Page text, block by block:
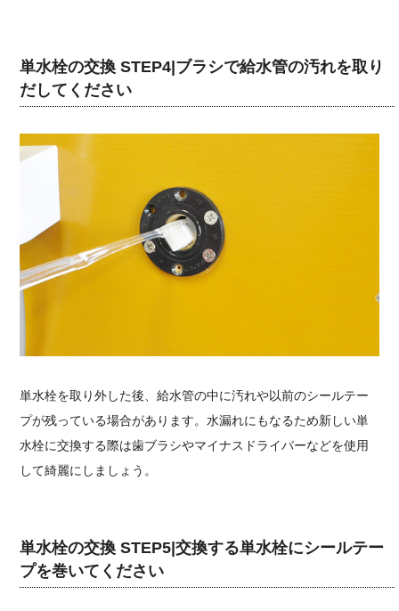
単水栓の交換 STEP4|ブラシで給水管の汚れを取り
だしてください
単水栓を取り外した後、給水管の中に汚れや以前のシールテー
プが残っている場合があります。水漏れにもなるため新しい単
水栓に交換する際は歯ブラシやマイナスドライバーなどを使用
して綺麗にしましょう。
単水栓の交換 STEP5|交換する単水栓にシールテー
プを巻いてください